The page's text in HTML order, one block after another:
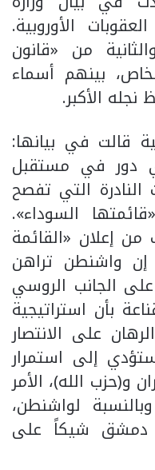
الأوروبية.
من «قانون
بينهم أسماء
الأكبر.
قالت في بيانها:
دور في مستقبل
التي تفصح
السوداء».
إعلان «القائمة
واشنطن تراهن
الجانب الروسي
بأن استراتيجية
على الانتصار
إلى استمرار
و(حزب الله)، الأمر
لواشنطن،
دمشق شيكاً على